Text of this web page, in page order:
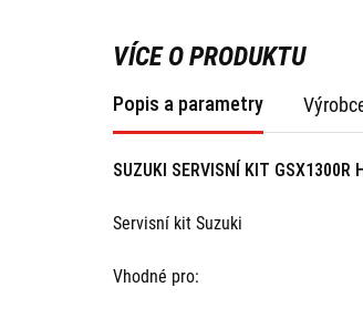
VÍCE O PRODUKTU
Popis a parametry
SUZUKI SERVISNÍ KIT GSX1300R
Servisní kit Suzuki
Vhodné pro: